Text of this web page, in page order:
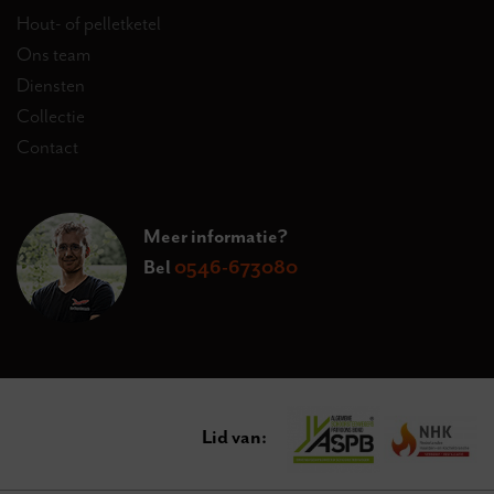
Hout- of pelletketel
Ons team
Diensten
Collectie
Contact
Meer informatie?
Bel 0546-673080
Lid van: